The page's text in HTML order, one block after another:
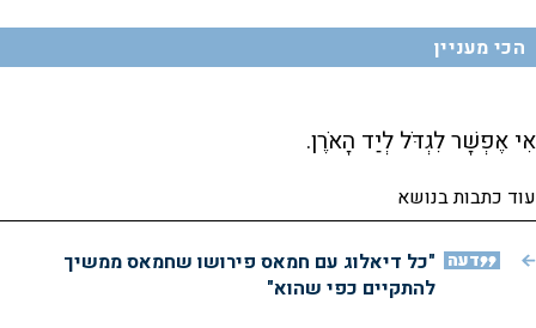
הכי מעניין
אִי אֶפְשָׁר לִגְדֹּל לְיַד הָאֹרֶן.
עוד כתבות בנושא
דעה "כל דיאלוג עם חמאס פירושו שחמאס ממשיך
להתקיים כפי שהוא"